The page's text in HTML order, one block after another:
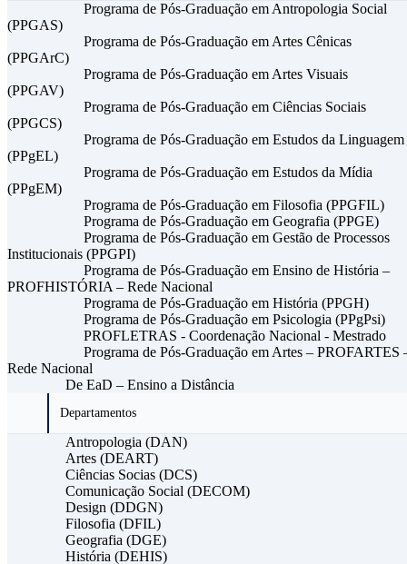
Programa de Pós-Graduação em Antropologia Social
(PPGAS)
Programa de Pós-Graduação em Artes Cênicas
(PPGArC)
Programa de Pós-Graduação em Artes Visuais
(PPGAV)
Programa de Pós-Graduação em Ciências Sociais
(PPGCS)
Programa de Pós-Graduação em Estudos da Linguagem
(PPgEL)
Programa de Pós-Graduação em Estudos da Mídia
(PPgEM)
Programa de Pós-Graduação em Filosofia (PPGFIL)
Programa de Pós-Graduação em Geografia (PPGE)
Programa de Pós-Graduação em Gestão de Processos
Institucionais (PPGPI)
Programa de Pós-Graduação em Ensino de História –
PROFHISTÓRIA – Rede Nacional
Programa de Pós-Graduação em História (PPGH)
Programa de Pós-Graduação em Psicologia (PPgPsi)
PROFLETRAS - Coordenação Nacional - Mestrado
Programa de Pós-Graduação em Artes – PROFARTES
Rede Nacional
De EaD – Ensino a Distância
Departamentos
Antropologia (DAN)
Artes (DEART)
Ciências Socias (DCS)
Comunicação Social (DECOM)
Design (DDGN)
Filosofia (DFIL)
Geografia (DGE)
História (DEHIS)